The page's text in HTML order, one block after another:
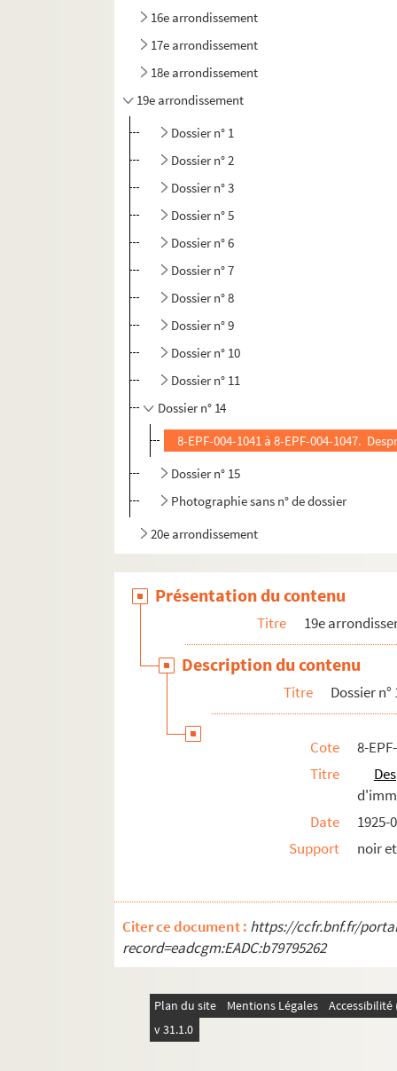
16e arrondissement
17e arrondissement
18e arrondissement
19e arrondissement
Dossier n° 1
Dossier n° 2
Dossier n° 3
Dossier n° 5
Dossier n° 6
Dossier n° 7
Dossier n° 8
Dossier n° 9
Dossier n° 10
Dossier n° 11
Dossier n° 14
8-EPF-004-1041 à 8-EPF-004-1047.
Dossier n° 15
Photographie sans n° de dossier
20e arrondissement
Présentation du contenu
Titre 19e
Description du contenu
Titre Dossier n°
Cote
8-
Titre
Date
1925-
Support
noir
Citer ce document : https://ccfr.bnf.fr/
record=eadcgm:EADC:b79795262
Plan du site Mentions Légales
v 31.1.0